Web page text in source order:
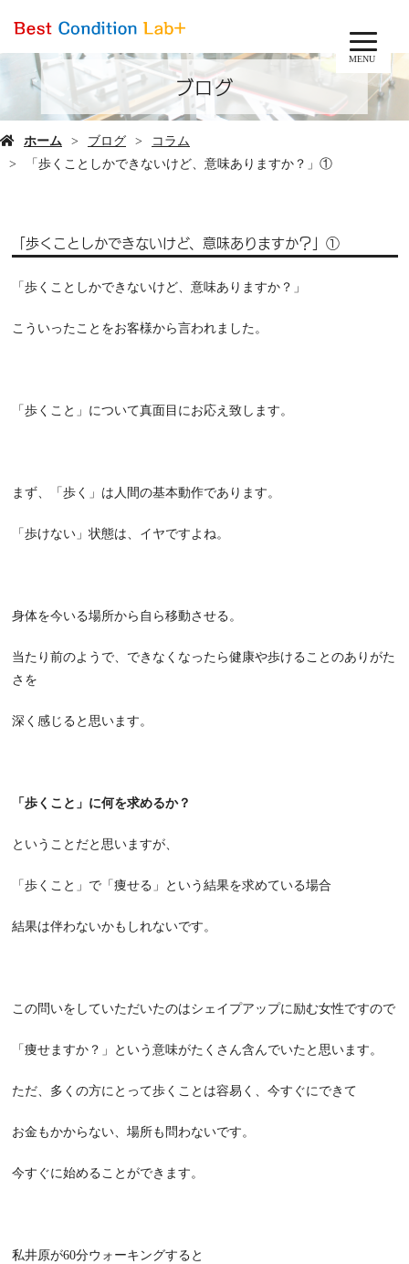
MENU
ブログ
ホーム ブログ
コラム
「歩くことしかできないけど、意味ありますか？」①
「歩くことしかできないけど、意味ありますか？」①
「歩くことしかできないけど、意味ありますか？」
こういったことをお客様から言われました。
「歩くこと」について真面目にお応え致します。
まず、「歩く」は人間の基本動作であります。
「歩けない」状態は、イヤですよね。
身体を今いる場所から自ら移動させる。
当たり前のようで、できなくなったら健康や歩けることのありがた
さを
深く感じると思います。
「歩くこと」に何を求めるか？
ということだと思いますが、
「歩くこと」で「痩せる」という結果を求めている場合
結果は伴わないかもしれないです。
この問いをしていただいたのはシェイプアップに励む女性ですので
「痩せますか？」という意味がたくさん含んでいたと思います。
ただ、多くの方にとって歩くことは容易く、今すぐにできて
お金もかからない、場所も問わないです。
今すぐに始めることができます。
私井原が60分ウォーキングすると